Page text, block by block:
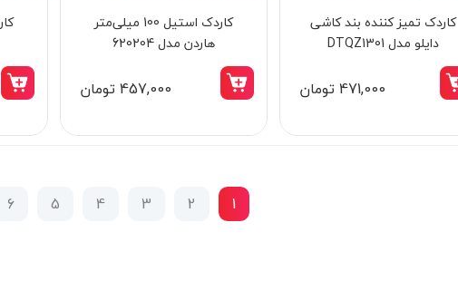
کاردک تمیز کننده بند کاشی
دایلو مدل DTQZ1301
471,000 تومان
کاردک استیل 100 میلی‌‌‌‌‌‌‌‌‌‌‌‌‌متر
هاردن مدل 620204
457,000 تومان
1
2
3
4
5
6